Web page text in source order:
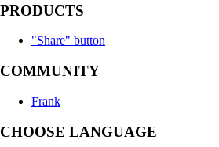
PRODUCTS
"Share" button
COMMUNITY
Frank
CHOOSE LANGUAGE